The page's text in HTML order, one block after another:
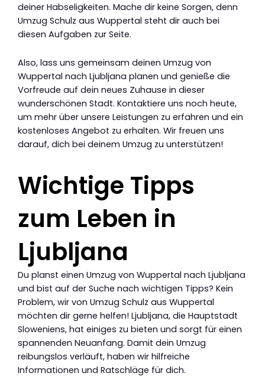
deiner Habseligkeiten. Mache dir keine Sorgen, denn
Umzug Schulz aus Wuppertal steht dir auch bei
diesen Aufgaben zur Seite.
Also, lass uns gemeinsam deinen Umzug von
Wuppertal nach Ljubljana planen und genieße die
Vorfreude auf dein neues Zuhause in dieser
wunderschönen Stadt. Kontaktiere uns noch heute,
um mehr über unsere Leistungen zu erfahren und ein
kostenloses Angebot zu erhalten. Wir freuen uns
darauf, dich bei deinem Umzug zu unterstützen!
Wichtige Tipps
zum Leben in
Ljubljana
Du planst einen Umzug von Wuppertal nach Ljubljana
und bist auf der Suche nach wichtigen Tipps? Kein
Problem, wir von Umzug Schulz aus Wuppertal
möchten dir gerne helfen! Ljubljana, die Hauptstadt
Sloweniens, hat einiges zu bieten und sorgt für einen
spannenden Neuanfang. Damit dein Umzug
reibungslos verläuft, haben wir hilfreiche
Informationen und Ratschläge für dich.